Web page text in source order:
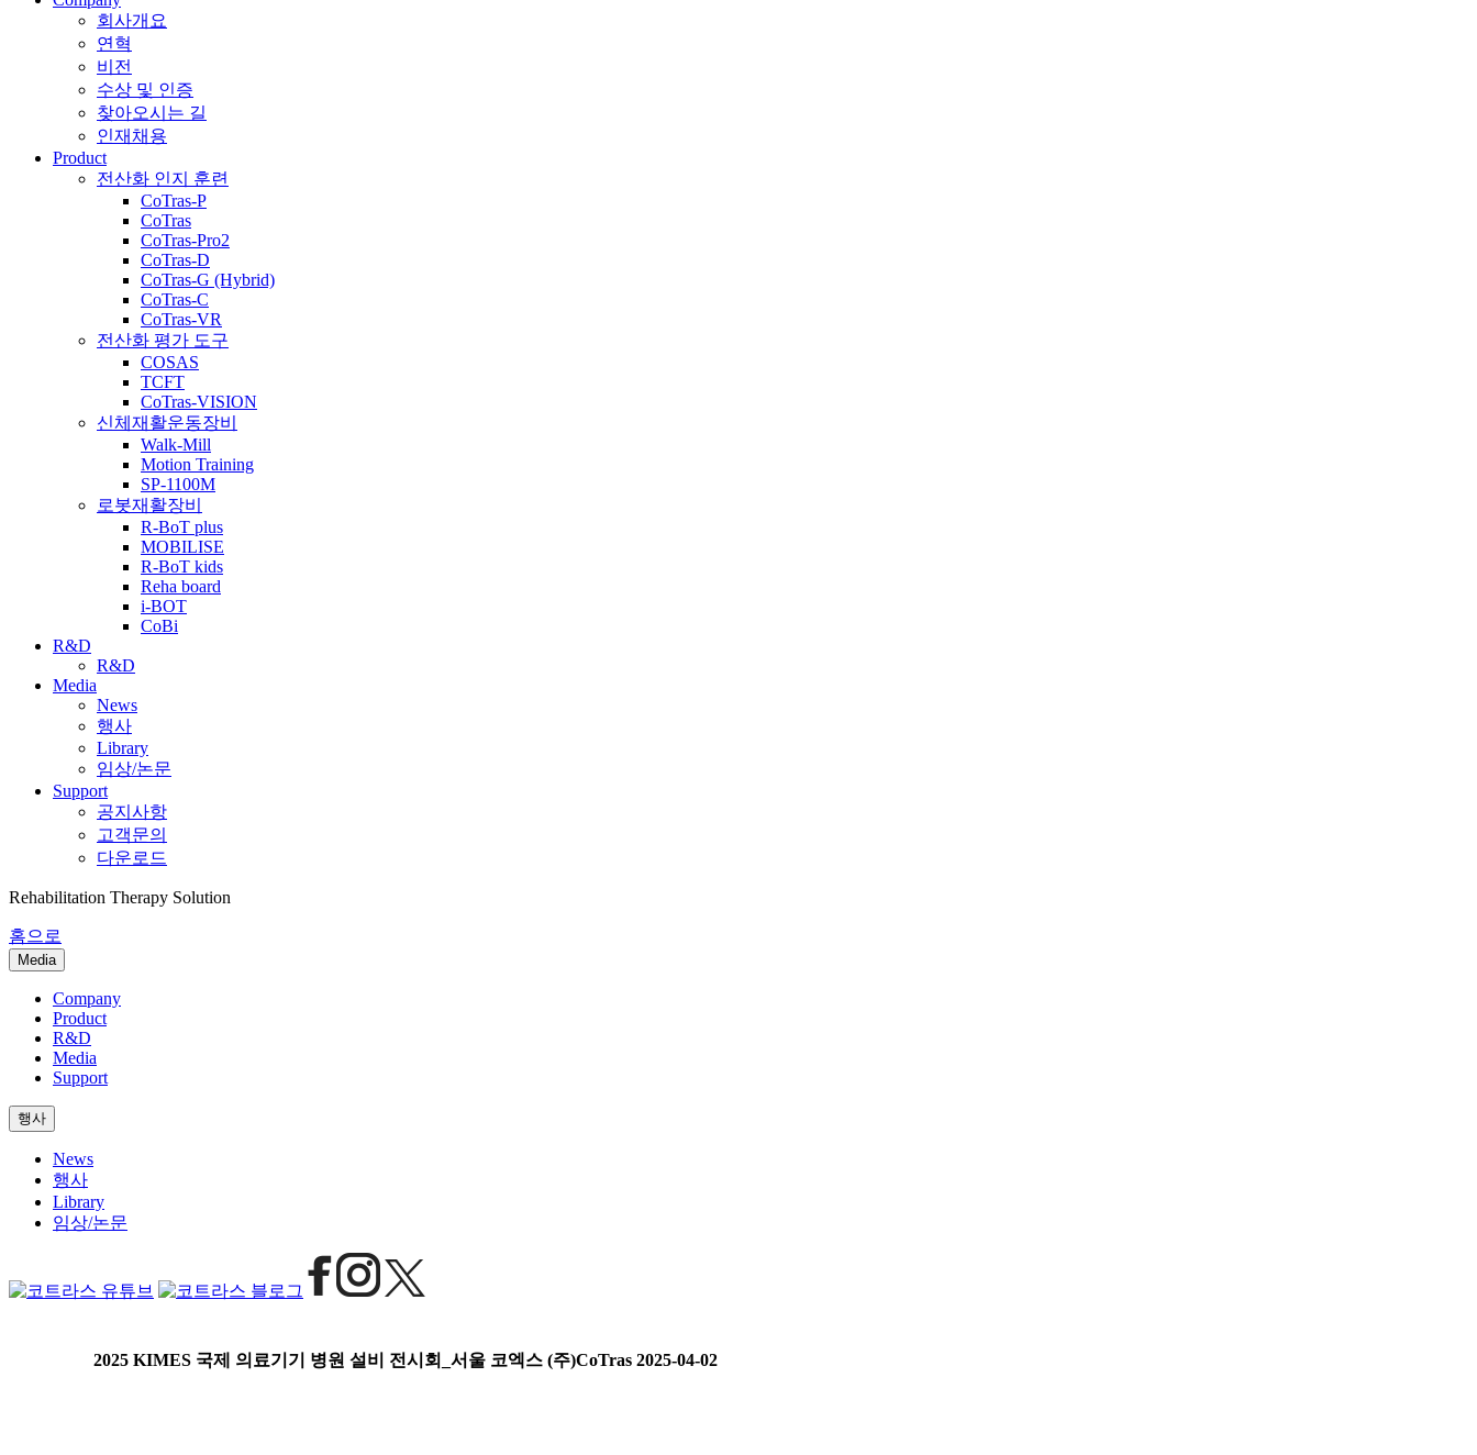
회사개요
연혁
비전
수상 및 인증
찾아오시는 길
인재채용
Product
전산화 인지 훈련
CoTras-P
CoTras
CoTras-Pro2
CoTras-D
CoTras-G (Hybrid)
CoTras-C
CoTras-VR
전산화 평가 도구
COSAS
TCFT
CoTras-VISION
신체재활운동장비
Walk-Mill
Motion Training
SP-1100M
로봇재활장비
R-BoT plus
MOBILISE
R-BoT kids
Reha board
i-BOT
CoBi
R&D
R&D
Media
News
행사
Library
임상/논문
Support
공지사항
고객문의
다운로드
Rehabilitation Therapy Solution
홈으로
Media
Company
Product
R&D
Media
Support
행사
News
행사
Library
임상/논문
2025 KIMES 국제 의료기기 병원 설비 전시회_서울 코엑스 (주)CoTras 2025-04-02